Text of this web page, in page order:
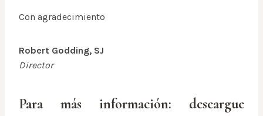
Con agradecimiento
Robert Godding, SJ
Director
Para más información: descargue